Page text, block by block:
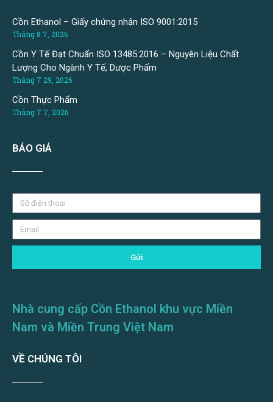
Cồn Ethanol – Giấy chứng nhận ISO 9001:2015
Tháng 8 7, 2026
Cồn Y Tế Đạt Chuẩn ISO 13485:2016 – Nguyên Liệu Chất
Lượng Cho Ngành Y Tế, Dược Phẩm
Tháng 7 29, 2026
Cồn Thực Phẩm
Tháng 7 7, 2026
BÁO GIÁ
Gửi
Nhà cung cấp Cồn Ethanol khu vực Miền
Nam và Miền Trung Việt Nam
VỀ CHÚNG TÔI